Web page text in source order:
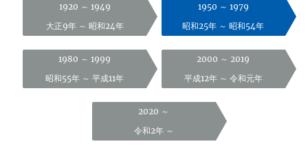
1920 ～ 1949
大正9年 ～ 昭和24年
1950 ～ 1979
昭和25年 ～ 昭和54年
1980 ～ 1999
昭和55年 ～ 平成11年
2000 ～ 2019
平成12年 ～ 令和元年
2020 ～
令和2年 ～